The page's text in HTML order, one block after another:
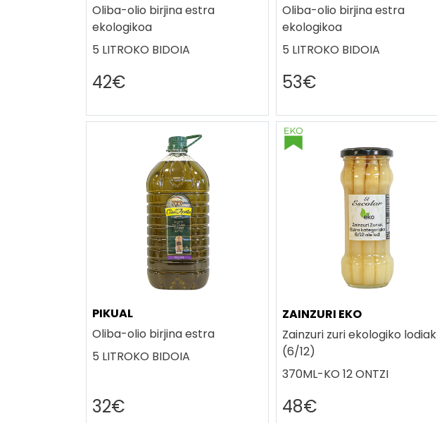
Oliba-olio birjina estra
ekologikoa
5 LITROKO BIDOIA
42€
Oliba-olio birjina estra
ekologikoa
5 LITROKO BIDOIA
53€
PIKUAL
Oliba-olio birjina estra
5 LITROKO BIDOIA
32€
ZAINZURI EKO
Zainzuri zuri ekologiko lodiak
(6/12)
370ML-KO 12 ONTZI
48€